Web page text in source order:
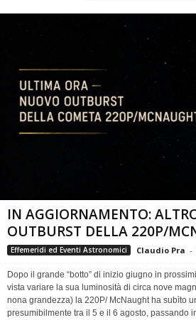
IN AGGIORNAMENTO:
OUTBURST DELLA 220P/
Effemeridi ed Eventi Astronomici Claudio Pra -
Dopo il grande “botto” di inizio giugno in
vista variare la sua luminosità di circa nove
nona grandezza) la 220P/ McNaught ha subìto
presumibilmente tra il 5 e il 6 agosto, passando